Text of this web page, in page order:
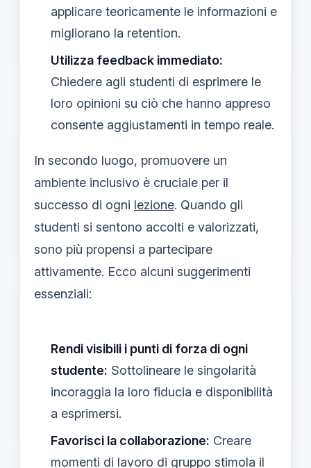
applicare teoricamente le informazioni e
migliorano la retention.
Utilizza feedback immediato:
Chiedere agli studenti di esprimere le
loro opinioni su ciò che hanno appreso
consente aggiustamenti in tempo reale.
In secondo luogo, promuovere un
ambiente inclusivo è cruciale per il
successo di ogni lezione. Quando gli
studenti si sentono accolti e valorizzati,
sono più propensi a partecipare
attivamente. Ecco alcuni suggerimenti
essenziali:
Rendi visibili i punti di forza di ogni
studente: Sottolineare le singolarità
incoraggia la loro fiducia e disponibilità
a esprimersi.
Favorisci la collaborazione: Creare
momenti di lavoro di gruppo stimola il